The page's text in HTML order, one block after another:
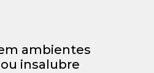
ambientes
insalubre